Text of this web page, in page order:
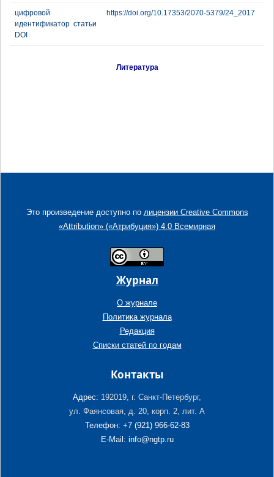
цифровой
идентификатор статьи
DOI
https://doi.org/10.17353/2070-5379/24_2017
Литература
Это произведение доступно по лицензии Creative Commons
«Attribution» («Атрибуция») 4.0 Всемирная
Журнал
О журнале
Политика журнала
Редакция
Списки статей по годам
Контакты
Адрес: 192019, г. Санкт-Петербург,
ул. Фаянсовая, д. 20, корп. 2, лит. А
Телефон: +7 (921) 966-62-83
E-Mail: info@ngtp.ru